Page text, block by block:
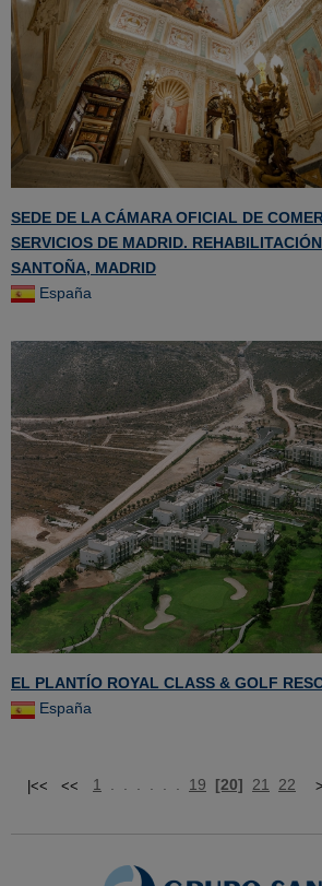
SEDE DE LA CÁMARA OFICIAL DE
SERVICIOS DE MADRID.
SANTOÑA, MADRID
España
EL PLANTÍO ROYAL CLASS & GOLF
España
1 . . . . . . 19 [20] 21 22